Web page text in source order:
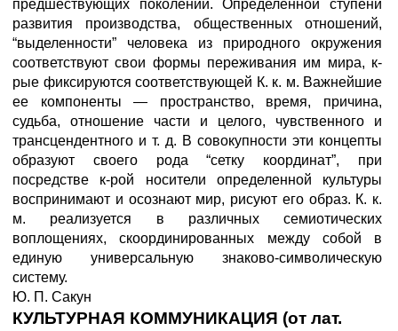
предшествующих поколений. Определенной ступени
развития производства, общественных отношений,
“выделенности” человека из природного окружения
соответствуют свои формы переживания им мира, к-
рые фиксируются соответствующей К. к. м. Важнейшие
ее компоненты — пространство, время, причина,
судьба, отношение части и целого, чувственного и
трансцендентного и т. д. В совокупности эти концепты
образуют своего рода “сетку координат”, при
посредстве к-рой носители определенной культуры
воспринимают и осознают мир, рисуют его образ. К. к.
м. реализуется в различных семиотических
воплощениях, скоординированных между собой в
единую универсальную знаково-символическую
систему.
Ю. П. Сакун
КУЛЬТУРНАЯ КОММУНИКАЦИЯ (от лат.